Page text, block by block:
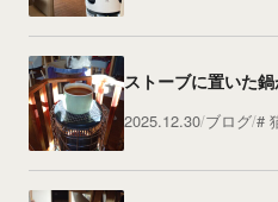
ストーブに置いた
2025.12.30 ブログ